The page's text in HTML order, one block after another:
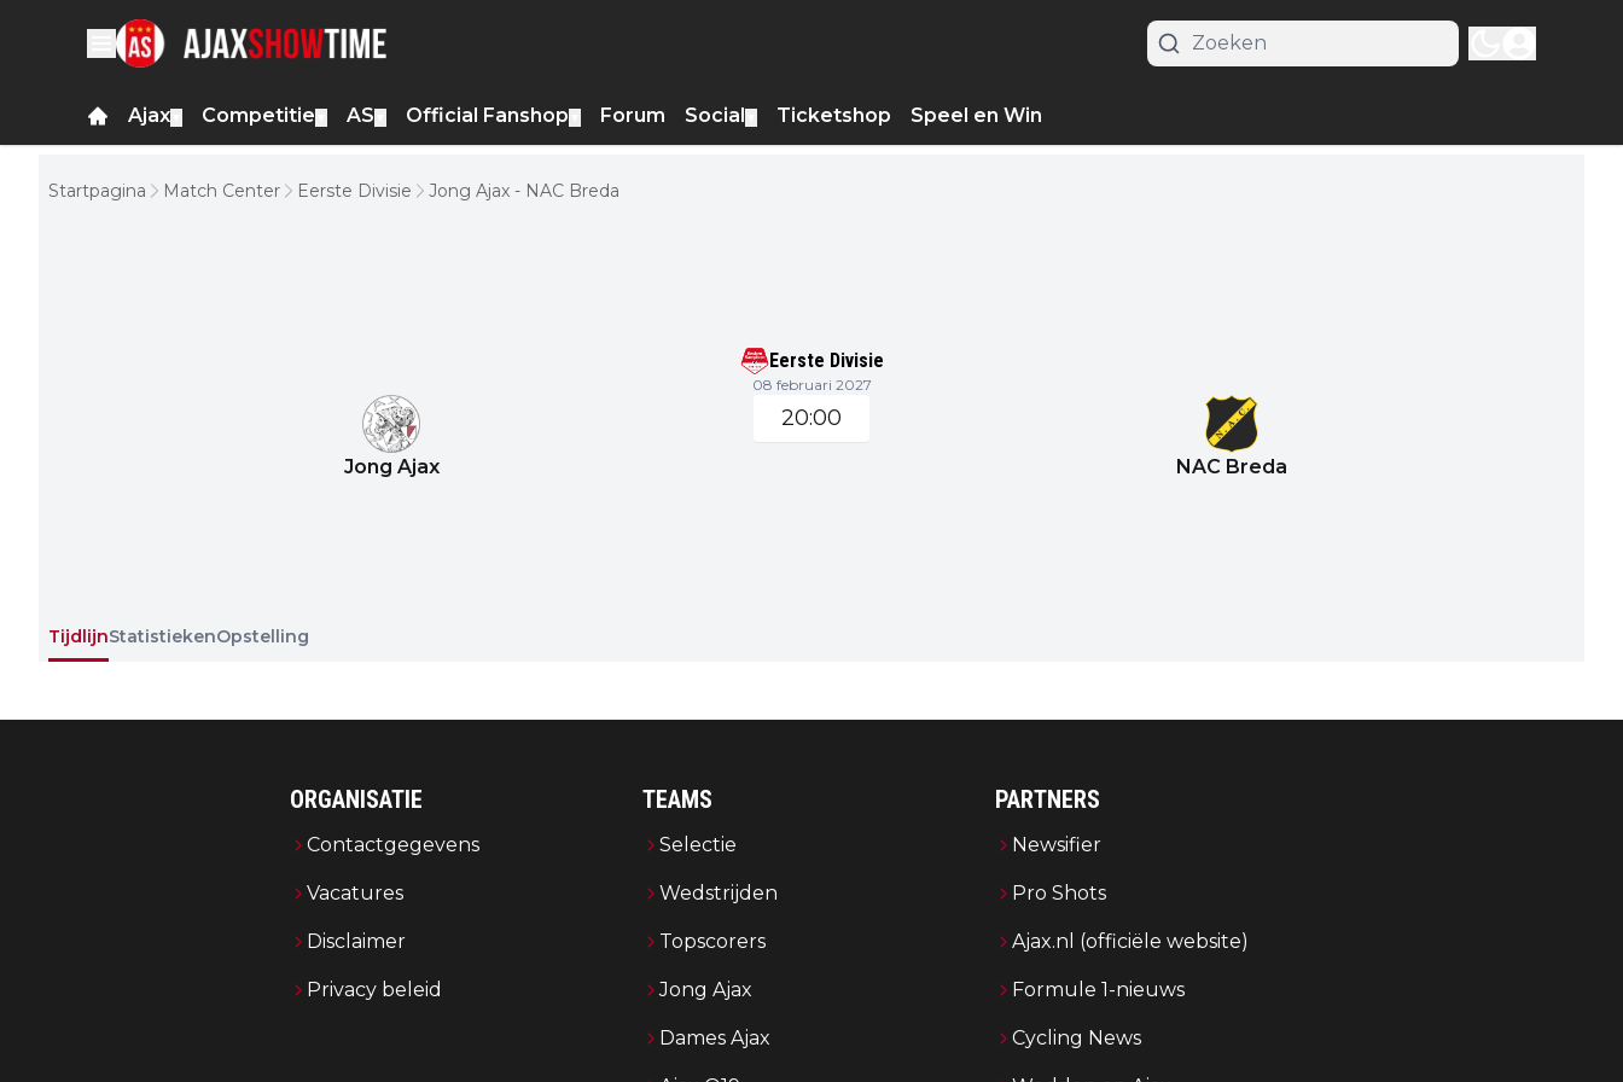
Ajax Competitie AS Official Fanshop Forum Social Ticketshop Speel en Win
Startpagina Match Center Eerste Divisie Jong Ajax - NAC Breda
Eerste Divisie
08 februari 2027
Jong Ajax
20:00
NAC Breda
TijdlijnStatistiekenOpstelling
ORGANISATIE
Contactgegevens
Vacatures
Disclaimer
Privacy beleid
TEAMS
Selectie
Wedstrijden
Topscorers
Jong Ajax
Dames Ajax
PARTNERS
Newsifier
Pro Shots
Ajax.nl (officiële website)
Formule 1-nieuws
Cycling News